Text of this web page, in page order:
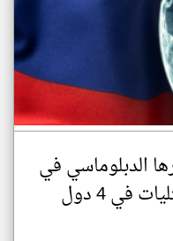
الدبلوماسي في
إفريقيا بافتتاح ممثليات في 4 دول